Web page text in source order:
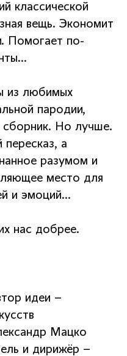
классической
вещь. Экономит
Помогает по-
из любимых
пародии,
сборник. Но лучше.
а
разумом и
место для
и эмоций…
нас добрее.
идеи –
Мацко
и дирижёр –